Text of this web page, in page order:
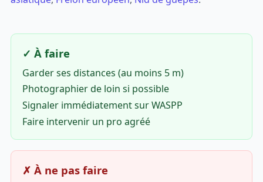
✓ À faire
Garder ses distances (au moins 5 m)
Photographier de loin si possible
Signaler immédiatement sur WASPP
Faire intervenir un pro agréé
✗ À ne pas faire